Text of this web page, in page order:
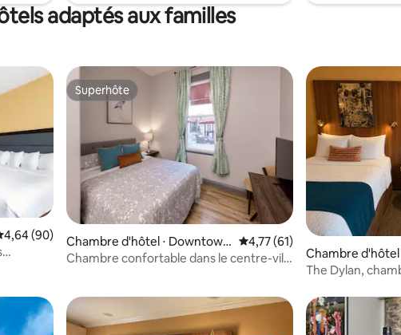
adaptés aux familles
: 4,38 sur 5
moyenne sur la base de 90 commentaires : 4,64 sur 5
4,64 (90)
Superhôte
Superhôte
Chambre d'hôtel ⋅ Downtown
Oakland
Évaluation moyenne sur la
4,77 (61)
Chambre confortable dans le centre-ville
Chambre d'hôtel
The Dylan,